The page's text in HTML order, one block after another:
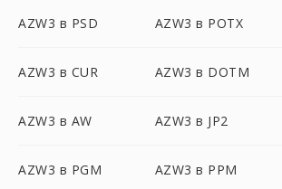
AZW3 в PSD AZW3 в POTX
AZW3 в CUR AZW3 в DOTM
AZW3 в AW AZW3 в JP2
AZW3 в PGM AZW3 в PPM